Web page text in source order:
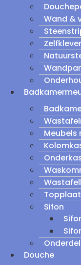
Wand &
Meubels
Sifon
Douche